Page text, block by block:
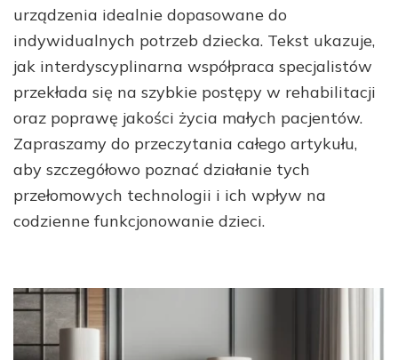
urządzenia idealnie dopasowane do
indywidualnych potrzeb dziecka. Tekst ukazuje,
jak interdyscyplinarna współpraca specjalistów
przekłada się na szybkie postępy w rehabilitacji
oraz poprawę jakości życia małych pacjentów.
Zapraszamy do przeczytania całego artykułu,
aby szczegółowo poznać działanie tych
przełomowych technologii i ich wpływ na
codzienne funkcjonowanie dzieci.